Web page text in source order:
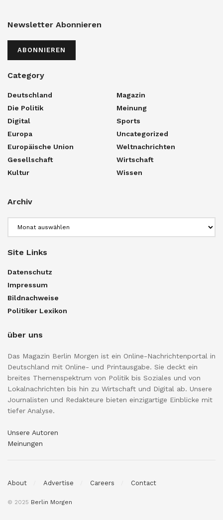
Newsletter Abonnieren
ABONNIEREN
Category
Deutschland
Die Politik
Digital
Europa
Europäische Union
Gesellschaft
Kultur
Magazin
Meinung
Sports
Uncategorized
Weltnachrichten
Wirtschaft
Wissen
Archiv
Site Links
Datenschutz
Impressum
Bildnachweise
Politiker Lexikon
über uns
Das Magazin Berlin Morgen ist ein Online-Nachrichtenportal in
Deutschland mit Online- und Printausgabe. Sie deckt ein
breites Themenspektrum von Politik bis Soziales und von
Lokalnachrichten bis hin zu Wirtschaft und Digital ab. Unsere
Journalisten und Redakteure bieten einzigartige Einblicke mit
tiefer Analyse.
Unsere Autoren
Meinungen
About Advertise Careers Contact
© 2025 Berlin Morgen